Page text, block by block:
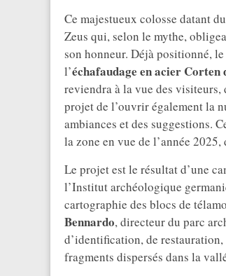
Ce majestueux colosse datant
Zeus qui, selon le mythe,
son honneur. Déjà positionné,
l’échafaudage en acier Corten
reviendra à la vue des visiteurs,
projet de l’ouvrir également la
ambiances et des suggestions.
la zone en vue de l’année
Le projet est le résultat d’une
l’Institut archéologique
cartographie des blocs de
Bennardo, directeur du parc
d’identification, de restauration,
fragments dispersés dans la